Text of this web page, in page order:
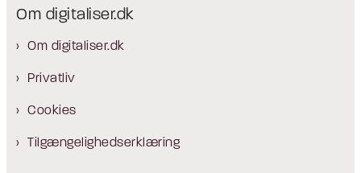
Om digitaliser.dk
Om digitaliser.dk
Privatliv
Cookies
Tilgængelighedserklæring